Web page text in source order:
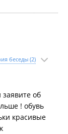
беседы (2)
об
! обувь
красивые